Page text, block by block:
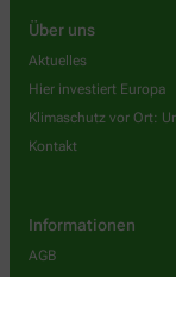
Über uns
Aktuelles
Hier investiert Europa
Klimaschutz vor Ort:
Kontakt
Informationen
AGB